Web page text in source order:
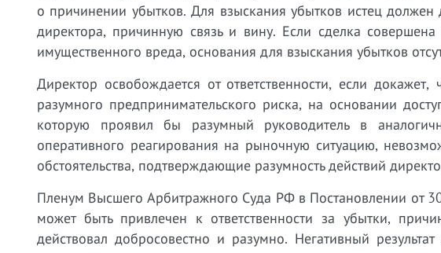
о причинении убытков. Для взыскания убытков истец должен
директора, причинную связь и вину. Если сделка
имущественного вреда, основания для взыскания убытков
Директор освобождается от ответственности, если
разумного предпринимательского риска, на основании
которую проявил бы разумный руководитель в
оперативного реагирования на рыночную ситуацию,
обстоятельства, подтверждающие разумность действий
Пленум Высшего Арбитражного Суда РФ в Постановлении от
может быть привлечен к ответственности за убытки,
действовал добросовестно и разумно. Негативный